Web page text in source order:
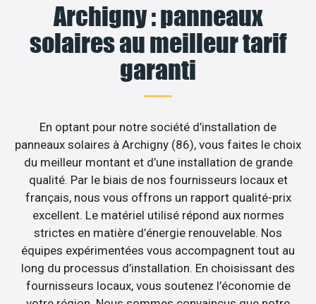
Archigny : panneaux
solaires au meilleur tarif
garanti
En optant pour notre société d’installation de
panneaux solaires à Archigny (86), vous faites le choix
du meilleur montant et d’une installation de grande
qualité. Par le biais de nos fournisseurs locaux et
français, nous vous offrons un rapport qualité-prix
excellent. Le matériel utilisé répond aux normes
strictes en matière d’énergie renouvelable. Nos
équipes expérimentées vous accompagnent tout au
long du processus d’installation. En choisissant des
fournisseurs locaux, vous soutenez l’économie de